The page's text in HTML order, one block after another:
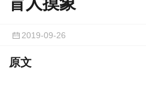
2019-09-26
原文